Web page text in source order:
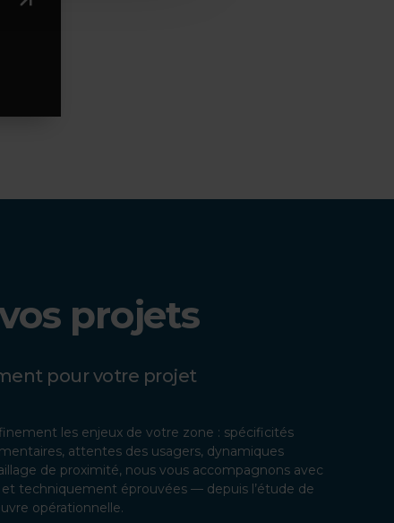
projets
pour votre projet
les enjeux de votre zone : spécificités
attentes des usagers, dynamiques
de proximité, nous vous accompagnons avec
techniquement éprouvées — depuis l’étude de
opérationnelle.